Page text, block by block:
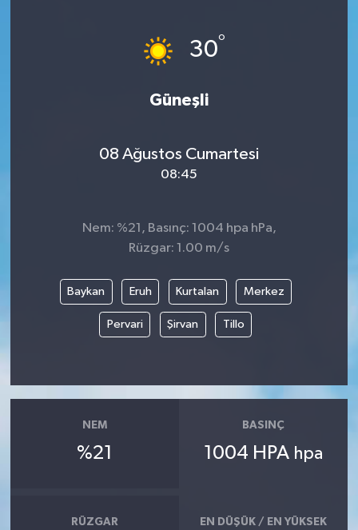
30°
Güneşli
08 Ağustos Cumartesi
08:45
Nem: %21, Basınç: 1004 hpa hPa,
Rüzgar: 1.00 m/s
Baykan Eruh Kurtalan Merkez
Pervari Şirvan Tillo
NEM
%21
BASINÇ
1004 HPA hpa
RÜZGAR EN DÜŞÜK / EN YÜKSEK
Sağlık & Yaşam